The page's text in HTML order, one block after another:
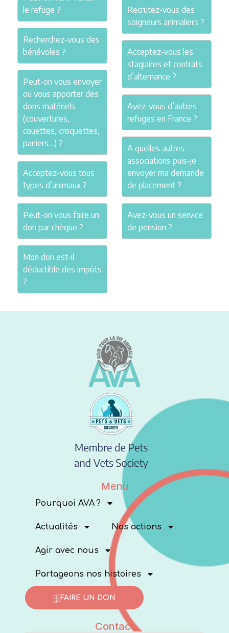
le refuge ?
Recherchez-vous des
bénévoles ?
Peut-on vous envoyer
ou vous apporter des
dons matériels
(couvertures,
couettes, croquettes,
paniers…) ?
Acceptez-vous tous
types d’animaux ?
Peut-on vous faire un
don par chèque ?
Mon don est-il
déductible des impôts
?
Recrutez-vous des
soigneurs animaliers ?
Acceptez-vous les
stagiaires et contrats
d’alternance ?
Avez-vous d’autres
refuges en France ?
A quelles autres
associations puis-je
envoyer ma demande
de placement ?
Avez-vous un service
de pension ?
Menu
Pourquoi AVA ?
Actualités Nos actions
Agir avec nous
Partageons nos histoires
FAIRE UN DON
Contact